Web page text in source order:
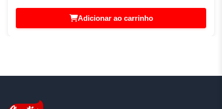
Adicionar ao carrinho